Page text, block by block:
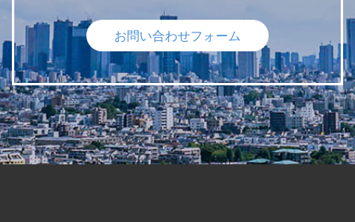
お問い合わせフォーム